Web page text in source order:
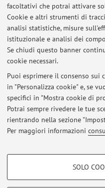
facoltativi che potrai attivare
Cookie e altri strumenti di
analisi statistiche, misure
istituzionale e analisi dei
Se chiudi questo banner
cookie necessari.
Puoi esprimere il consenso
in "Personalizza cookie" e, se
specifici in "Mostra cookie di
Potrai sempre rivedere le tue
rientrando nella sezione
Per maggiori informazioni
COOKIE DI PROFILAZIONE
SOLO
Risorse in rete
ORCID
Al momento
Area riservata